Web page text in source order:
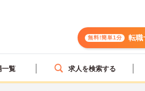
無料!簡単1分 転職
一覧 求人を検索する